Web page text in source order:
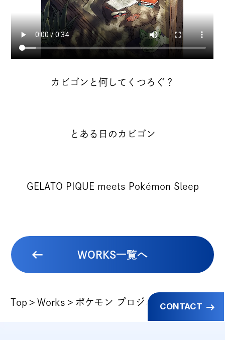
CONTACT
カビゴンと何してくつろぐ？
とある日のカビゴン
GELATO PIQUE meets Pokémon Sleep
WORKS一覧へ
Top Works ポケモン プロジェクトカビゴン